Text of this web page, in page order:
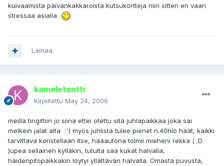
kuivaamista päivänkakkaroista kutsukortteja niin sitten en vaan
stressaa asialla
Lainaa
kameletontti
Kirjoitettu May 24, 2006
meillä tingittiin jo siinä ettei otettu sitä juhlapaikkaa joka sai
melkein jalat alta :'( myös juhlista tulee pienet n.40hlö häät, kaikki
tarvittava koristellaan itse, hääautona toimii mieheni rekka ( ;D
)upea sellainen kylläkin, tutulta saa kukat halvalla,
häidenpitopaikkakin löytyi yllättävän halvalla. Omasta puvusta,